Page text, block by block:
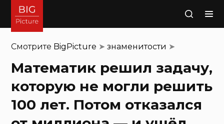
Поиск
Смотрите BigPicture ➤знаменитости ➤
Математик решил задачу,
которую не могли решить
100 лет. Потом отказался